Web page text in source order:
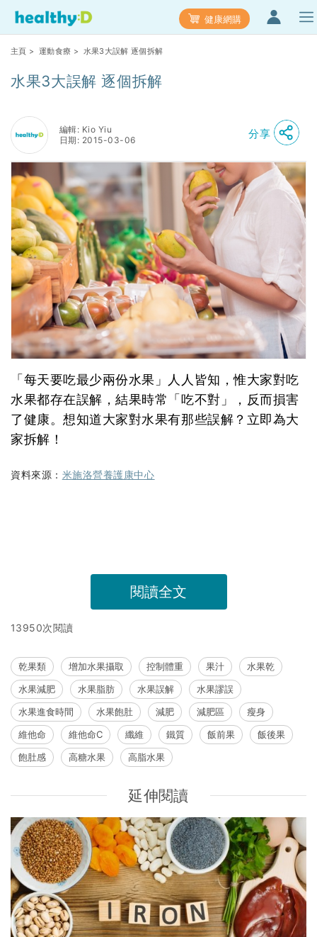
健康網購
主頁 > 運動食療 > 水果3大誤解 逐個拆解
水果3大誤解 逐個拆解
編輯: Kio Yiu
日期: 2015-03-06
分享
「每天要吃最少兩份水果」人人皆知，惟大家對吃
水果都存在誤解，結果時常「吃不對」，反而損害
了健康。想知道大家對水果有那些誤解？立即為大
家拆解！
資料來源： 米施洛營養護康中心
閱讀全文
13950次閱讀
乾果類 增加水果攝取 控制體重 果汁
水果乾
水果減肥
水果脂肪 水果誤解
水果謬誤
水果進食時間
水果飽肚 減肥 減肥區
瘦身
維他命
維他命C 纖維 鐵質 飯前果
飯後果
飽肚感
高糖水果 高脂水果
延伸閱讀